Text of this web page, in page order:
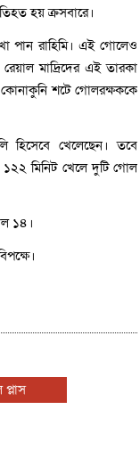
হয় ক্রসবারে।
পান রাহিমি। এই গোলেও
মাদ্রিদের এই তারকা
কোনাকুনি শটে গোলরক্ষককে
হিসেবে খেলেছেন। তবে
১২২ মিনিট খেলে দুটি গোল
১৪।